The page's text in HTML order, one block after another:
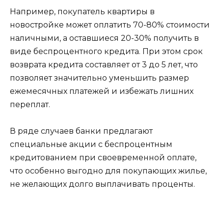
Например, покупатель квартиры в
новостройке может оплатить 70-80% стоимости
наличными, а оставшиеся 20-30% получить в
виде беспроцентного кредита. При этом срок
возврата кредита составляет от 3 до 5 лет, что
позволяет значительно уменьшить размер
ежемесячных платежей и избежать лишних
переплат.
В ряде случаев банки предлагают
специальные акции с беспроцентным
кредитованием при своевременной оплате,
что особенно выгодно для покупающих жилье,
не желающих долго выплачивать проценты.